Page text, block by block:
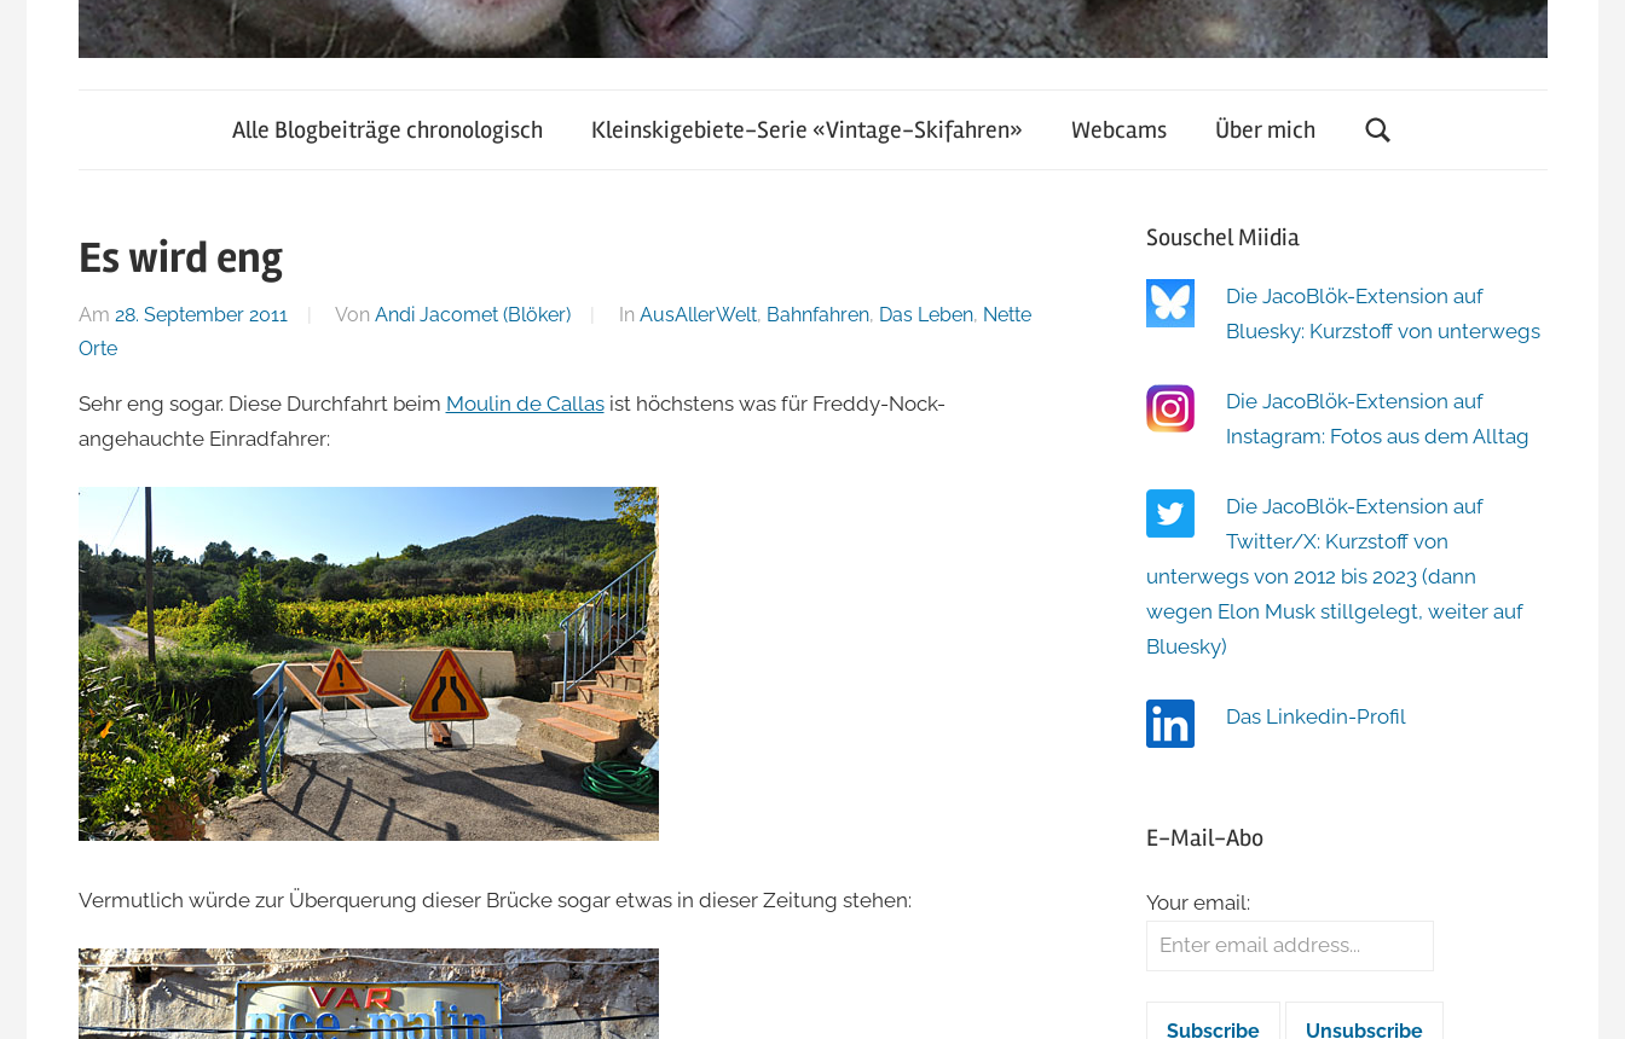
JacoBlök
der
Blog
von
Andi
Jacomet
skigebiete.ch
Alle Blogbeiträge chronologisch Kleinskigebiete-Serie «Vintage-Skifahren» Webcams Über mich
Es wird eng
Am 28. September 2011 Von Andi Jacomet (Blöker) In AusAllerWelt, Bahnfahren, Das Leben, Nette
Orte
Sehr eng sogar. Diese Durchfahrt beim Moulin de Callasist höchstens was für Freddy-Nock-
angehauchte Einradfahrer:
Vermutlich würde zur Überquerung dieser Brücke sogar etwas in dieser Zeitung stehen:
Souschel Miidia
Die JacoBlök-Extension auf
Bluesky: Kurzstoff von unterwegs
Die JacoBlök-Extension auf
Instagram: Fotos aus dem Alltag
Die JacoBlök-Extension auf
Twitter/X: Kurzstoff von
unterwegs von 2012 bis 2023 (dann
wegen Elon Musk stillgelegt, weiter auf
Bluesky)
Das Linkedin-Profil
E-Mail-Abo
Your email: